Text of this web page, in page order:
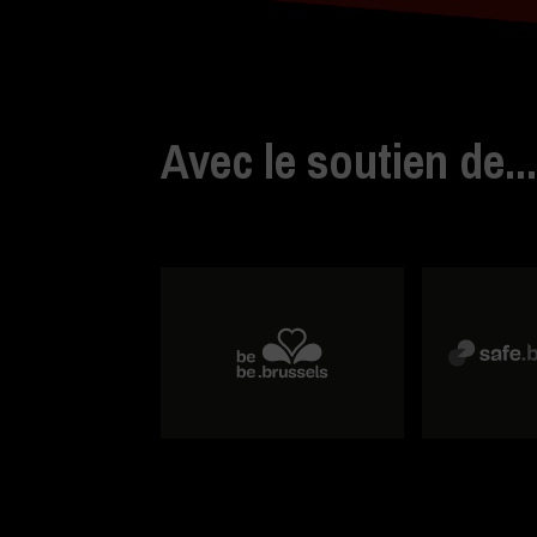
Avec le soutien de...